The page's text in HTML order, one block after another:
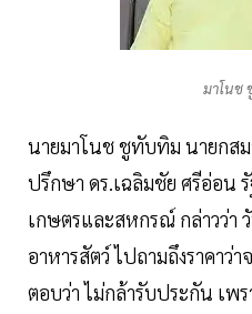
มาโนช
นายมาโนช ชูทับทิม นายกสม
ปรึกษา ดร.เฉลิมชัย ศรีอ่อน
เกษตรและสหกรณ์ กล่าวว่า
อาหารสัตว์ ไปถามถึงราคาว่
ตอบว่า ไม่กล้ารับประกัน เพ